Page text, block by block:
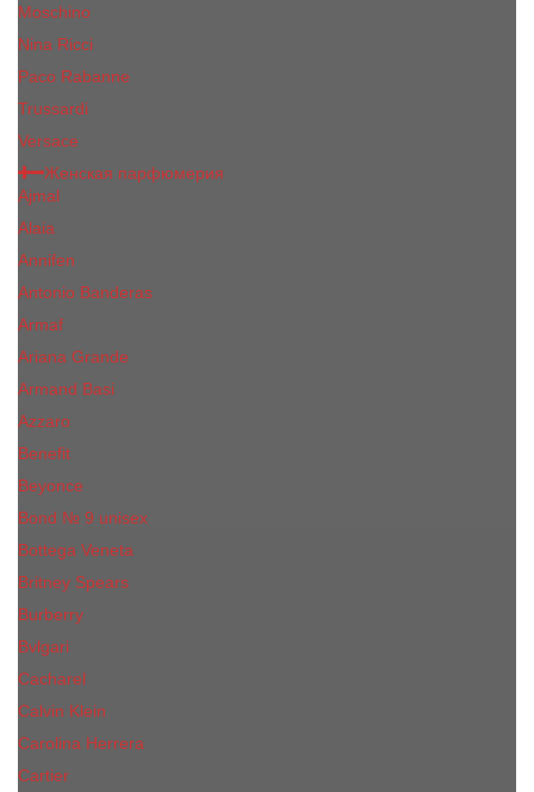
Moschino
Nina Ricci
Paco Rabanne
Trussardi
Versace
Женская парфюмерия
Ajmal
Alaia
Annifen
Antonio Banderas
Armaf
Ariana Grande
Armand Basi
Azzaro
Benefit
Beyonce
Bond № 9 unisex
Bottega Veneta
Britney Spears
Burberry
Bvlgari
Cacharel
Calvin Klein
Carolina Herrera
Cartier